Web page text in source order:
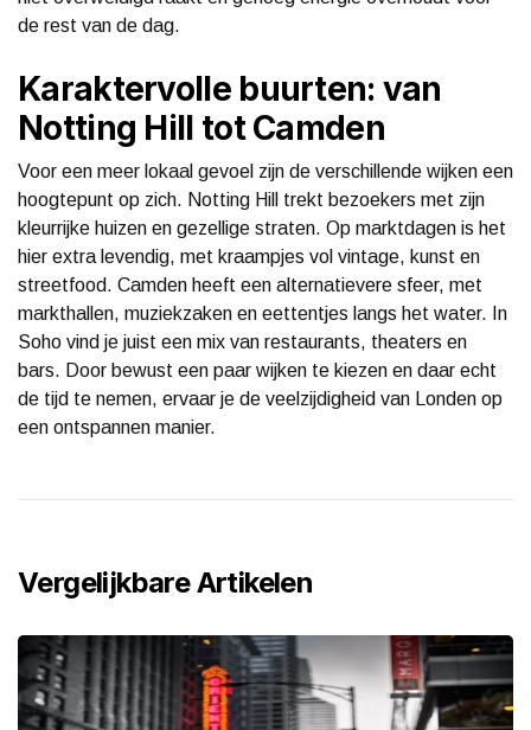
de rest van de dag.
Karaktervolle buurten: van
Notting Hill tot Camden
Voor een meer lokaal gevoel zijn de verschillende wijken een
hoogtepunt op zich. Notting Hill trekt bezoekers met zijn
kleurrijke huizen en gezellige straten. Op marktdagen is het
hier extra levendig, met kraampjes vol vintage, kunst en
streetfood. Camden heeft een alternatievere sfeer, met
markthallen, muziekzaken en eettentjes langs het water. In
Soho vind je juist een mix van restaurants, theaters en
bars. Door bewust een paar wijken te kiezen en daar echt
de tijd te nemen, ervaar je de veelzijdigheid van Londen op
een ontspannen manier.
Vergelijkbare Artikelen